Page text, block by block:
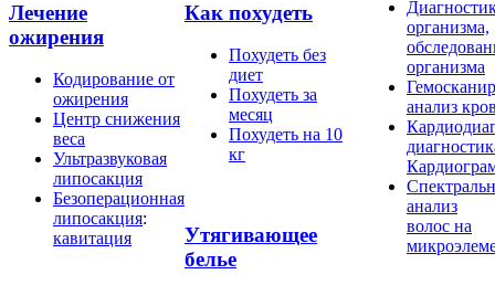
Лечение
ожирения
Кодирование от
ожирения
Центр снижения
веса
Ультразвуковая
липосакция
Безоперационная
липосакция:
кавитация
Как похудеть
Похудеть без
диет
Похудеть за
месяц
Похудеть на 10
кг
Утягивающее
белье
организма,
организма
анализ
анализ
волос на